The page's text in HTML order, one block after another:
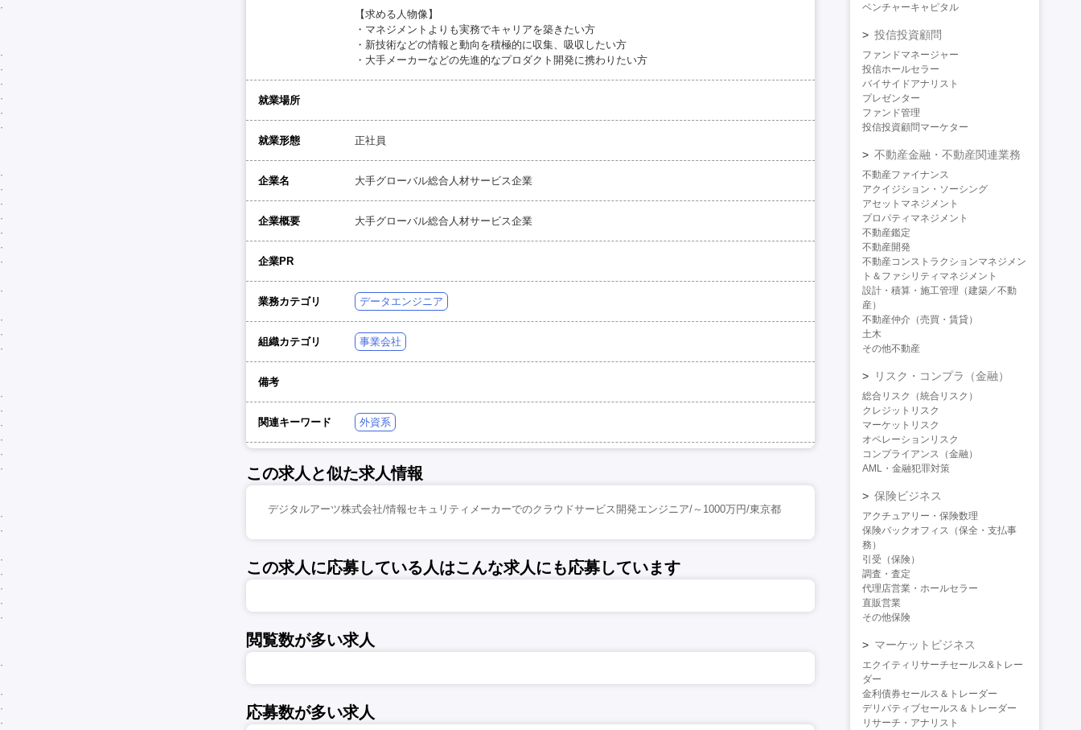
【求める人物像】
・マネジメントよりも実務でキャリアを築きたい方
・新技術などの情報と動向を積極的に収集、吸収したい方
・大手メーカーなどの先進的なプロダクト開発に携わりたい方
就業場所
就業形態 正社員
企業名 大手グローバル総合人材サービス企業
企業概要 大手グローバル総合人材サービス企業
企業PR
業務カテゴリ データエンジニア
組織カテゴリ 事業会社
備考
関連キーワード 外資系
この求人と似た求人情報
デジタルアーツ株式会社/情報セキュリティメーカーでのクラウドサービス開発エンジニア/～1000万円/東京都
この求人に応募している人はこんな求人にも応募しています
閲覧数が多い求人
応募数が多い求人
ベンチャーキャピタル
投信投資顧問
ファンドマネージャー
投信ホールセラー
バイサイドアナリスト
プレゼンター
ファンド管理
投信投資顧問マーケター
不動産金融・不動産関連業務
不動産ファイナンス
アクイジション・ソーシング
アセットマネジメント
プロパティマネジメント
不動産鑑定
不動産開発
不動産コンストラクションマネジメン
ト＆ファシリティマネジメント
設計・積算・施工管理（建築／不動
産）
不動産仲介（売買・賃貸）
土木
その他不動産
リスク・コンプラ（金融）
総合リスク（統合リスク）
クレジットリスク
マーケットリスク
オペレーションリスク
コンプライアンス（金融）
AML・金融犯罪対策
保険ビジネス
アクチュアリー・保険数理
保険バックオフィス（保全・支払事
務）
引受（保険）
調査・査定
代理店営業・ホールセラー
直販営業
その他保険
マーケットビジネス
エクイティリサーチセールス&トレー
ダー
金利債券セールス＆トレーダー
デリバティブセールス＆トレーダー
リサーチ・アナリスト